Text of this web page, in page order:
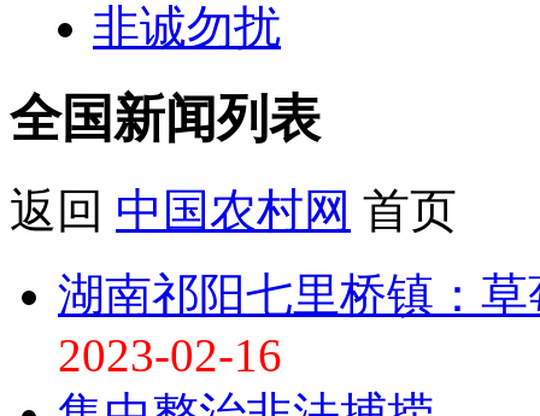
非诚勿扰
全国新闻列表
返回 中国农村网 首页
湖南祁阳七里桥镇：
2023-02-16